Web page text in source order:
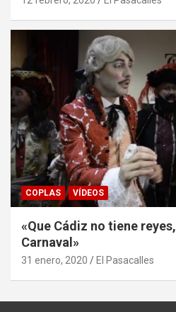
COPLAS VÍDEOS
«Que Cádiz no tiene
Carnaval»
31 enero, 2020 El Pasacalles